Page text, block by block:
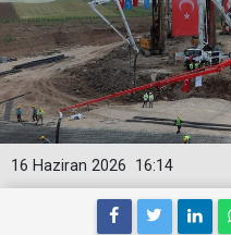
16:14
16 Haziran 2026